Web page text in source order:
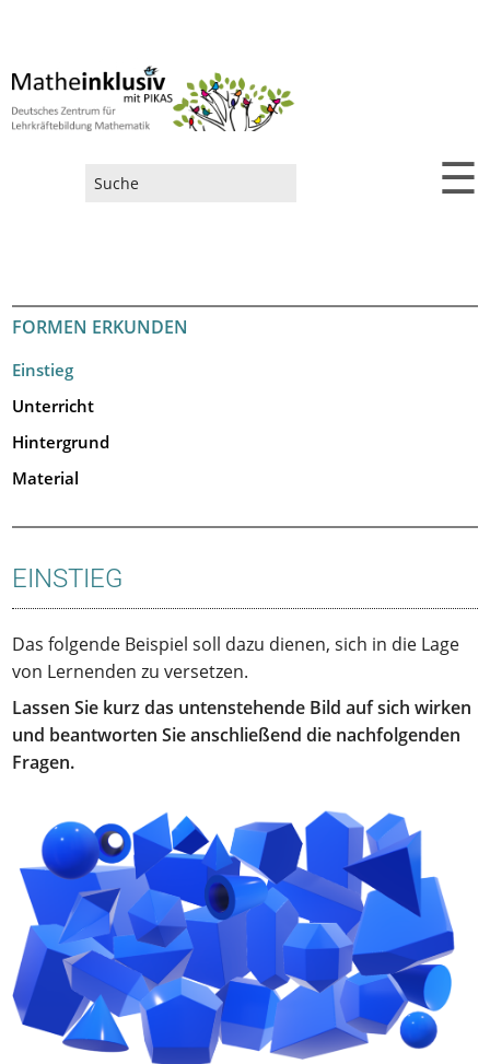
☰
FORMEN ERKUNDEN
Einstieg
Unterricht
Hintergrund
Material
EINSTIEG
Das folgende Beispiel soll dazu dienen, sich in die Lage
von Lernenden zu versetzen.
Lassen Sie kurz das untenstehende Bild auf sich wirken
und beantworten Sie anschließend die nachfolgenden
Fragen.